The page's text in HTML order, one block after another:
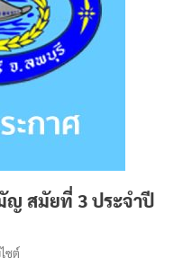
ญ สมัยที่ 3 ประจำปี
ซต์